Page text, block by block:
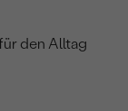
den Alltag